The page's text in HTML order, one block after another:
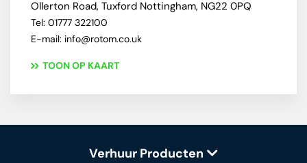
Ollerton Road, Tuxford Nottingham, NG22 0PQ
Tel: 01777 322100
E-mail: info@rotom.co.uk
TOON OP KAART
Verhuur Producten